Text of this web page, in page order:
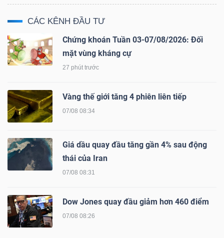
CÁC KÊNH ĐẦU TƯ
Chứng khoán Tuần 03-07/08/2026: Đối
mặt vùng kháng cự
27 phút trước
Vàng thế giới tăng 4 phiên liên tiếp
07/08 08:34
Giá dầu quay đầu tăng gần 4% sau động
thái của Iran
07/08 08:31
Dow Jones quay đầu giảm hơn 460 điểm
07/08 08:26